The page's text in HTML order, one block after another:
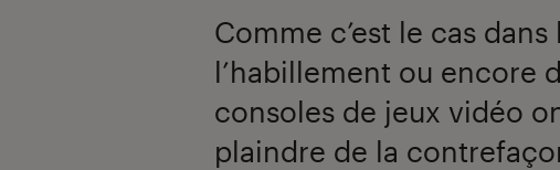
Comme c’est le cas
l’habillement ou encore
consoles de jeux vidéo
plaindre de la